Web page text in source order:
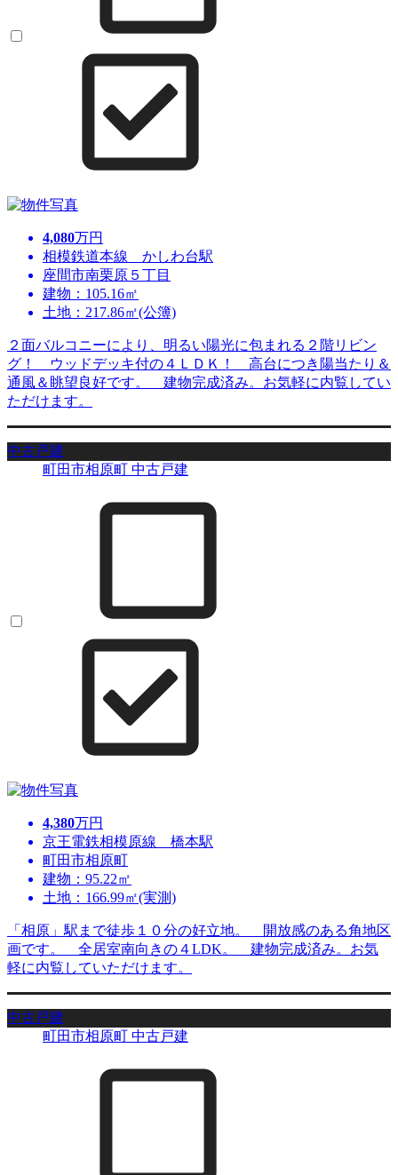
4,080万円
相模鉄道本線 かしわ台駅
座間市南栗原５丁目
建物：105.16㎡
土地：217.86㎡(公簿)
２面バルコニーにより、明るい陽光に包まれる２階リビン
グ！ ウッドデッキ付の４ＬＤＫ！ 高台につき陽当たり＆
通風＆眺望良好です。 建物完成済み。お気軽に内覧してい
ただけます。
中古戸建
町田市相原町 中古戸建
4,380万円
京王電鉄相模原線 橋本駅
町田市相原町
建物：95.22㎡
土地：166.99㎡(実測)
「相原」駅まで徒歩１０分の好立地。 開放感のある角地区
画です。 全居室南向きの４LDK。 建物完成済み。お気
軽に内覧していただけます。
中古戸建
町田市相原町 中古戸建